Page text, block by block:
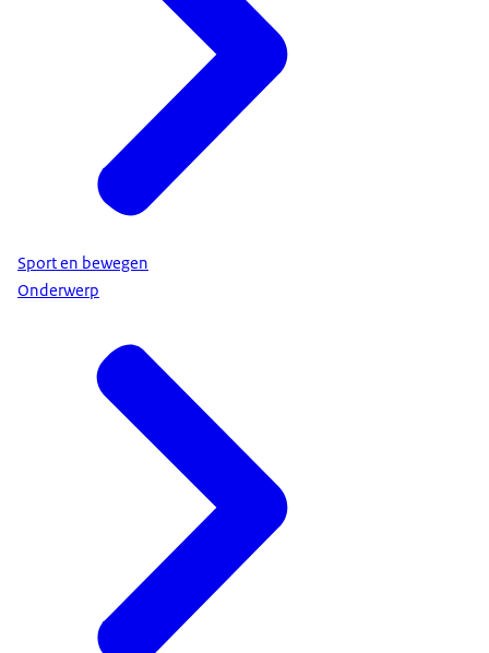
Sport en bewegen
Onderwerp